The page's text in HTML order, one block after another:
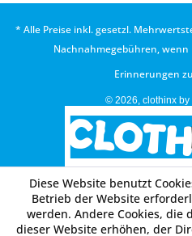
* Alle Preise inkl. gesetzl.
Nachnahmegebühren,
Erinnerungen
© 2026, clothinx by
Diese Website benutzt
Betrieb der Website
werden. Andere Cookies, die
dieser Website erhöhen, der